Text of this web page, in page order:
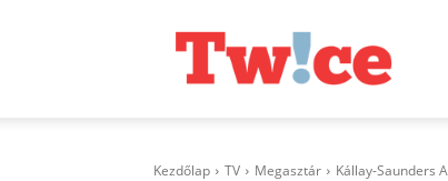
Kezdőlap TV Megasztár Kállay-Saunders